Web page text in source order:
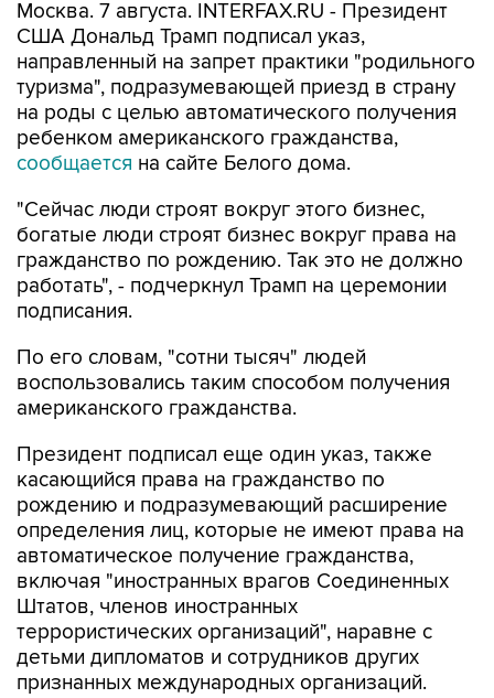
Москва. 7 августа. INTERFAX.RU - Президент
США Дональд Трамп подписал указ,
направленный на запрет практики "родильного
туризма", подразумевающей приезд в страну
на роды с целью автоматического получения
ребенком американского гражданства,
сообщается на сайте Белого дома.
"Сейчас люди строят вокруг этого бизнес,
богатые люди строят бизнес вокруг права на
гражданство по рождению. Так это не должно
работать", - подчеркнул Трамп на церемонии
подписания.
По его словам, "сотни тысяч" людей
воспользовались таким способом получения
американского гражданства.
Президент подписал еще один указ, также
касающийся права на гражданство по
рождению и подразумевающий расширение
определения лиц, которые не имеют права на
автоматическое получение гражданства,
включая "иностранных врагов Соединенных
Штатов, членов иностранных
террористических организаций", наравне с
детьми дипломатов и сотрудников других
признанных международных организаций.